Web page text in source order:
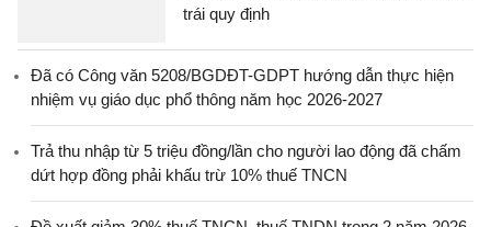
trái quy định
Đã có Công văn 5208/BGDĐT-GDPT hướng dẫn thực hiện
nhiệm vụ giáo dục phổ thông năm học 2026-2027
Trả thu nhập từ 5 triệu đồng/lần cho người lao động đã chấm
dứt hợp đồng phải khấu trừ 10% thuế TNCN